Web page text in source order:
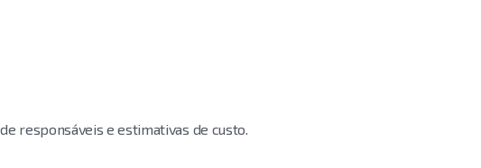
responsáveis e estimativas de custo.